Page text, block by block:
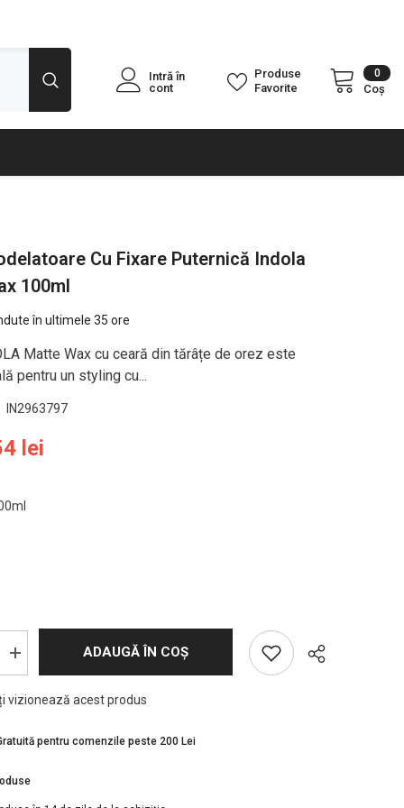
00
Coș
Produse
Favorite
Intră în
cont
Cu Fixare Puternică Indola
100ml
în ultimele35 ore
Matte Wax cu ceară din tărâțe de orez este
pentru un styling cu...
IN2963797
lei
Creșteți
cantitatea
Pastă
Fixare
Matte
ADAUGĂ ÎN COȘ
vizionează acest produs
pentru comenzile peste 200 Lei